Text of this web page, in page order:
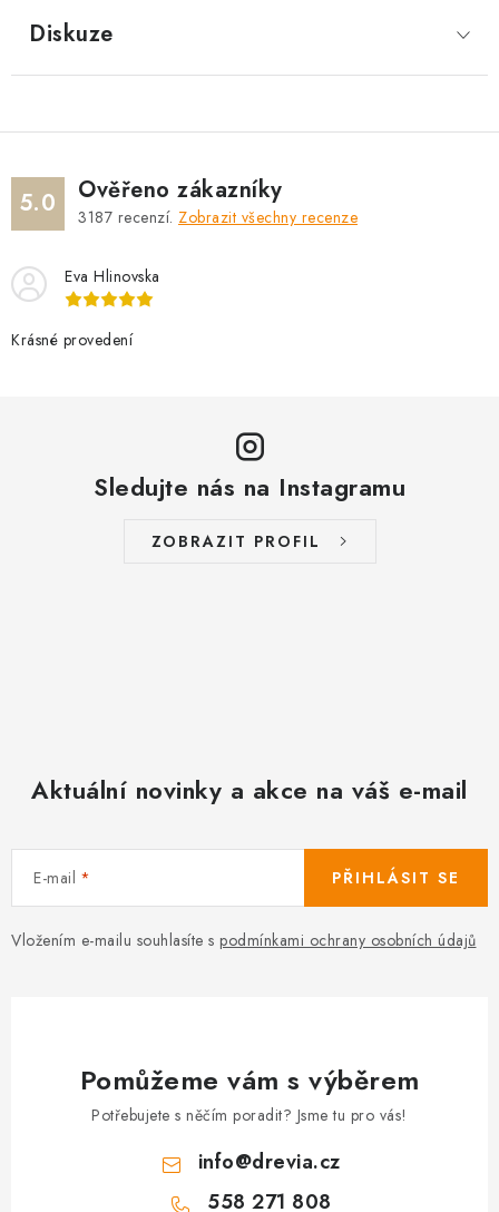
Diskuze
5.0 Ověřeno zákazníky
3187 recenzí. Zobrazit všechny recenze
Eva Hlinovska
Krásné provedení
Sledujte nás na Instagramu
ZOBRAZIT PROFIL
Aktuální novinky a akce na váš e-mail
E-mail
Vložením e-mailu souhlasíte s podmínkami ochrany osobních údajů
PŘIHLÁSIT SE
Pomůžeme vám s výběrem
Potřebujete s něčím poradit? Jsme tu pro vás!
info@drevia.cz
558 271 808